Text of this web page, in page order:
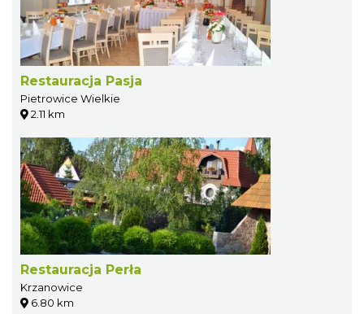
Restauracja Pasja
Pietrowice Wielkie
2.11 km
Restauracja Perła
Krzanowice
6.80 km